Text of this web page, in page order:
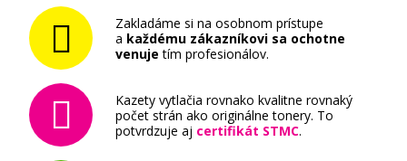
Zakladáme si na osobnom prístupe
a každému zákazníkovi sa ochotne
venuje tím profesionálov.
Kazety vytlačia rovnako kvalitne rovnaký
počet strán ako originálne tonery. To
potvrdzuje aj certifikát STMC.